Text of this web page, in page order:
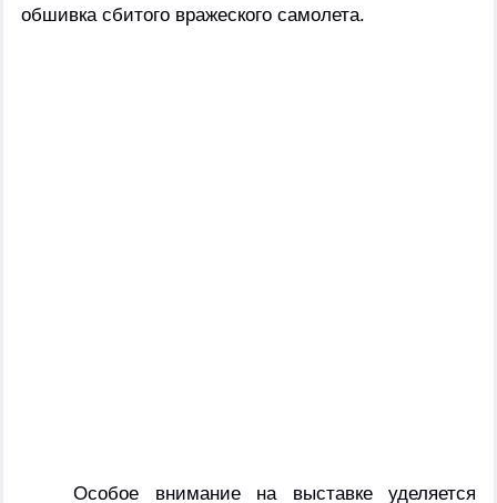
обшивка сбитого вражеского самолета.
Особое внимание на выставке уделяется